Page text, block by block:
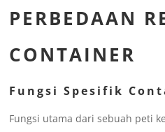
PERBEDAAN
CONTAINER
Fungsi Spesifik
Fungsi utama dari sebuah peti